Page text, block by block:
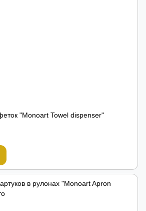
"Monoart Towel dispenser"